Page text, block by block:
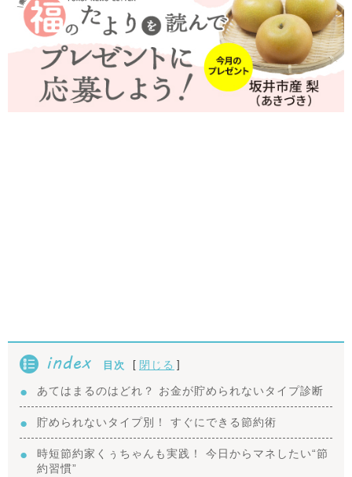
index 目次 [ 閉じる ]
あてはまるのはどれ？ お金が貯められないタイプ診断
貯められないタイプ別！ すぐにできる節約術
時短節約家くぅちゃんも実践！ 今日からマネしたい“節
約習慣”